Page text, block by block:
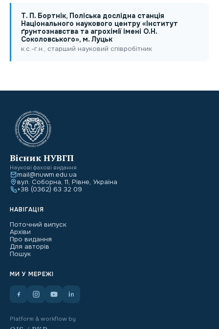
Т. П. Бортнік, Поліська дослідна станція
Національного наукового центру «Інститут
ґрунтознавства та агрохімії імені О.Н.
Соколовського», м. Луцьк
к.с.-г.н., старший науковий співробітник
Вісник НУВГП
Наукові фахові видання
mail@nuwm.edu.ua
вул. Соборна, 11, Рівне, Україна
+38 (0362) 63 32 09
НАВІГАЦІЯ
Поточний випуск
Архіви
Про видання
Для авторів
Пошук
МИ У МЕРЕЖІ
Platform & workflow by